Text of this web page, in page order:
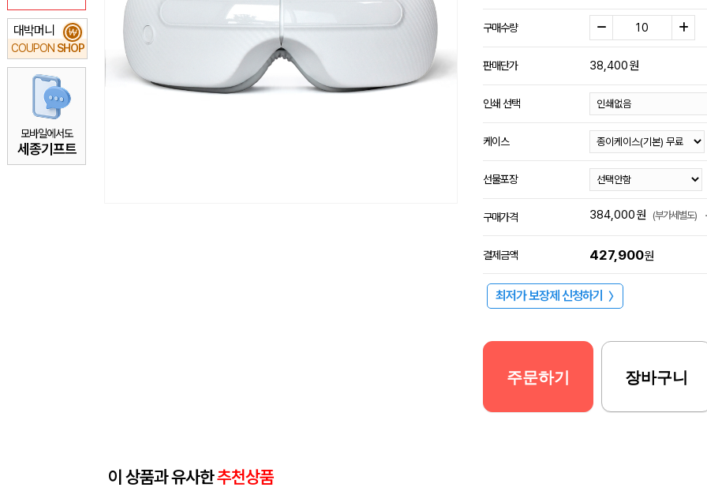
대박머니
COUPON SHOP
₩
모바일에서도
세종기프트
구매수량
판매단가 38,400원
인쇄 선택
케이스
선물포장
구매가격 384,000원 (부가세별도)
결제금액 427,900원
최저가 보장제 신청하기 〉
주문하기 장바구니
이 상품과 유사한추천상품